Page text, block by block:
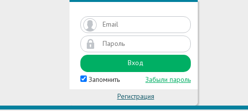
Запомнить
Забыли пароль
Регистрация